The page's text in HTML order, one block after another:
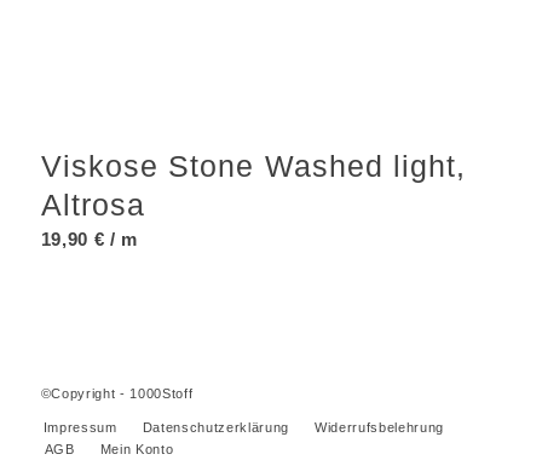
Viskose Stone Washed light,
Altrosa
19,90 € / m
©Copyright - 1000Stoff
Impressum Datenschutzerklärung
Widerrufsbelehrung
AGB
Mein Konto